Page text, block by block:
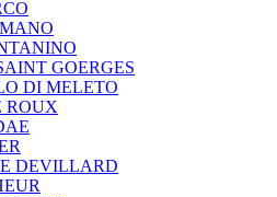
GOERGES
DI MELETO
ROUX
DEVILLARD